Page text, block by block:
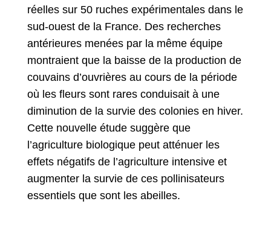
réelles sur 50 ruches expérimentales dans le
sud-ouest de la France. Des recherches
antérieures menées par la même équipe
montraient que la baisse de la production de
couvains d’ouvrières au cours de la période
où les fleurs sont rares conduisait à une
diminution de la survie des colonies en hiver.
Cette nouvelle étude suggère que
l’agriculture biologique peut atténuer les
effets négatifs de l’agriculture intensive et
augmenter la survie de ces pollinisateurs
essentiels que sont les abeilles.